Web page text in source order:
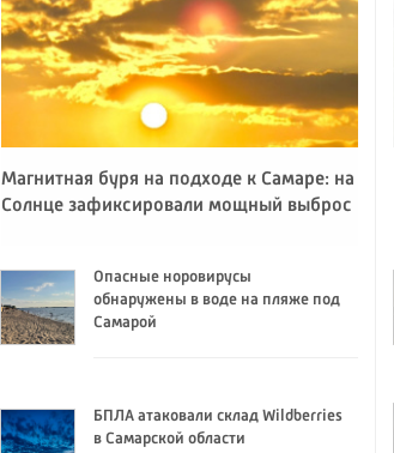
Магнитная буря на подходе к Самаре: на
Солнце зафиксировали мощный выброс
Опасные норовирусы
обнаружены в воде на пляже под
Самарой
БПЛА атаковали склад Wildberries
в Самарской области